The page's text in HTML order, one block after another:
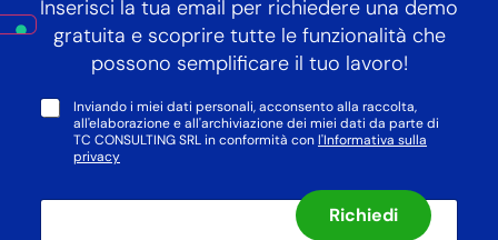
© 2025 WhereverOffice, Made byTCConsulting
Inserisci la tua email per richiedere una demo
gratuita e scoprire tutte le funzionalità che
possono semplificare il tuo lavoro!
*
Inviando i miei dati personali, acconsento alla raccolta,
all'elaborazione e all'archiviazione dei miei dati da parte di
TC CONSULTING SRL in conformità conl'Informativa sulla
privacy
I
Richiedi